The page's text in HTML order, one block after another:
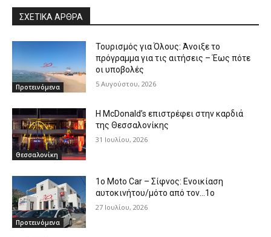
ΣΧΕΤΙΚΑ ΑΡΘΡΑ
Προτεινόμενα
Τουρισμός για Όλους: Άνοιξε το
πρόγραμμα για τις αιτήσεις – Έως πότε
οι υποβολές
5 Αυγούστου, 2026
Θεσσαλονίκη
Η McDonald’s επιστρέφει στην καρδιά
της Θεσσαλονίκης
31 Ιουλίου, 2026
Προτεινόμενα
1o Moto Car – Σίφνος: Ενοικίαση
αυτοκινήτου/μότο από τον…1ο
27 Ιουλίου, 2026